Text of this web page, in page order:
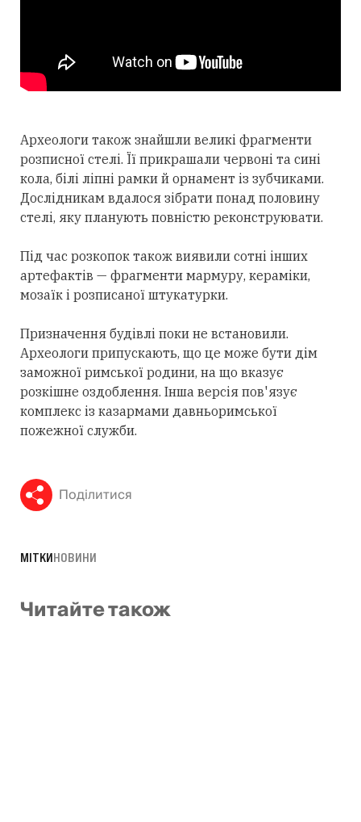
Археологи також знайшли великі фрагменти
розписної стелі. Її прикрашали червоні та сині
кола, білі ліпні рамки й орнамент із зубчиками.
Дослідникам вдалося зібрати понад половину
стелі, яку планують повністю реконструювати.
Під час розкопок також виявили сотні інших
артефактів — фрагменти мармуру, кераміки,
мозаїк і розписаної штукатурки.
Призначення будівлі поки не встановили.
Археологи припускають, що це може бути дім
заможної римської родини, на що вказує
розкішне оздоблення. Інша версія пов'язує
комплекс із казармами давньоримської
пожежної служби.
Поділитися
МІТКИНОВИНИ
Читайте також